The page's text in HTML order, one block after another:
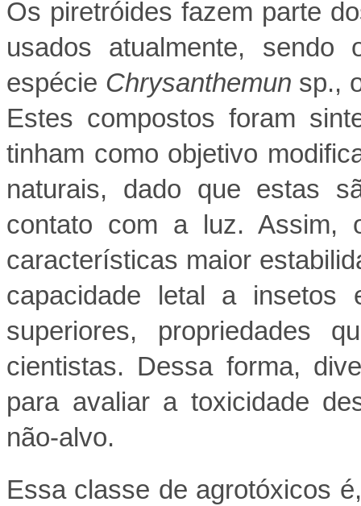
Os piretróides fazem parte
usados atualmente,
espécie Chrysanthemun sp.,
Estes compostos foram
tinham como objetivo
naturais, dado que estas
contato com a luz. Assim,
características maior
capacidade letal a insetos
superiores, propriedades
cientistas. Dessa forma,
para avaliar a toxicidade
não-alvo.
Essa classe de agrotóxicos